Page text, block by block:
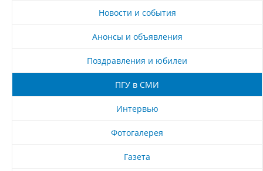
Новости и события
Анонсы и объявления
Поздравления и юбилеи
ПГУ в СМИ
Интервью
Фотогалерея
Газета